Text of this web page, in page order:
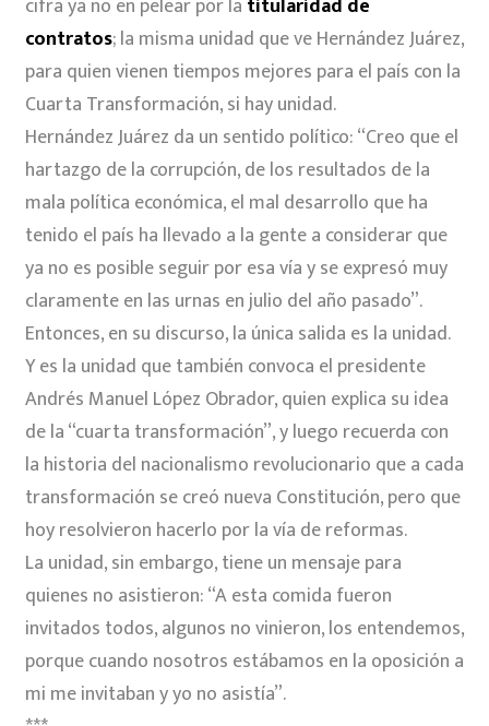
contratos; la misma unidad que ve Hernández Juárez,
para quien vienen tiempos mejores para el país con la
Cuarta Transformación, si hay unidad.
Hernández Juárez da un sentido político: “Creo que el
hartazgo de la corrupción, de los resultados de la
mala política económica, el mal desarrollo que ha
tenido el país ha llevado a la gente a considerar que
ya no es posible seguir por esa vía y se expresó muy
claramente en las urnas en julio del año pasado”.
Entonces, en su discurso, la única salida es la unidad.
Y es la unidad que también convoca el presidente
Andrés Manuel López Obrador, quien explica su idea
de la “cuarta transformación”, y luego recuerda con
la historia del nacionalismo revolucionario que a cada
transformación se creó nueva Constitución, pero que
hoy resolvieron hacerlo por la vía de reformas.
La unidad, sin embargo, tiene un mensaje para
quienes no asistieron: “A esta comida fueron
invitados todos, algunos no vinieron, los entendemos,
porque cuando nosotros estábamos en la oposición a
mi me invitaban y yo no asistía”.